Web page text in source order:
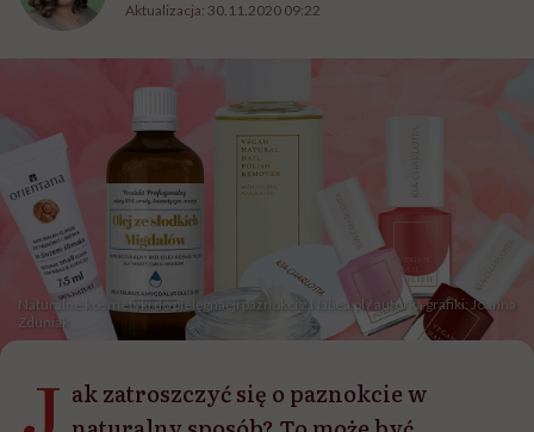
Aktualizacja: 30.11.2020 09:22
Naturalne kosmetyki do pielęgnacji paznokci z Nabea.pl / autorka grafiki: Joanna
Zduniak
J ak zatroszczyć się o paznokcie w